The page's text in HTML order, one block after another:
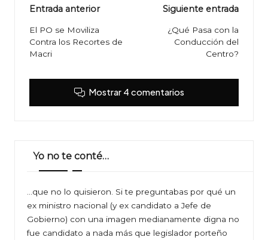
Navegación
de
entradas
Entrada anterior
El PO se Moviliza
Contra los Recortes de
Macri
Siguiente entrada
¿Qué Pasa con la
Conducción del
Centro?
Mostrar 4 comentarios
Yo no te conté…
…que no lo quisieron. Si te preguntabas por qué un
ex ministro nacional (y ex candidato a Jefe de
Gobierno) con una imagen medianamente digna no
fue candidato a nada más que legislador porteño